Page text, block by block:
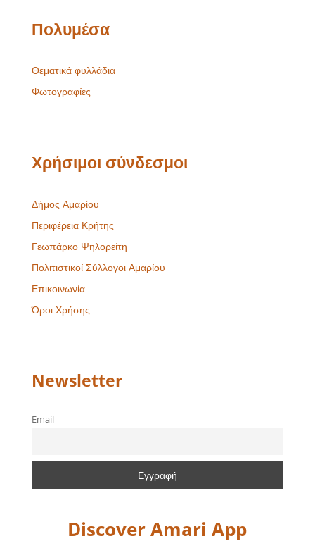
Πολυμέσα
Θεματικά φυλλάδια
Φωτογραφίες
Χρήσιμοι σύνδεσμοι
Δήμος Αμαρίου
Περιφέρεια Κρήτης
Γεωπάρκο Ψηλορείτη
Πολιτιστικοί Σύλλογοι Αμαρίου
Επικοινωνία
Όροι Χρήσης
Newsletter
Email
Discover Amari App